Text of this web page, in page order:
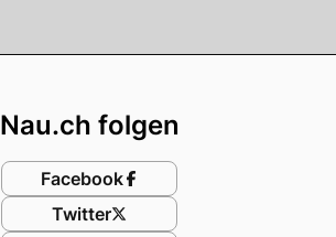
Nau.ch folgen
Facebook
Twitter